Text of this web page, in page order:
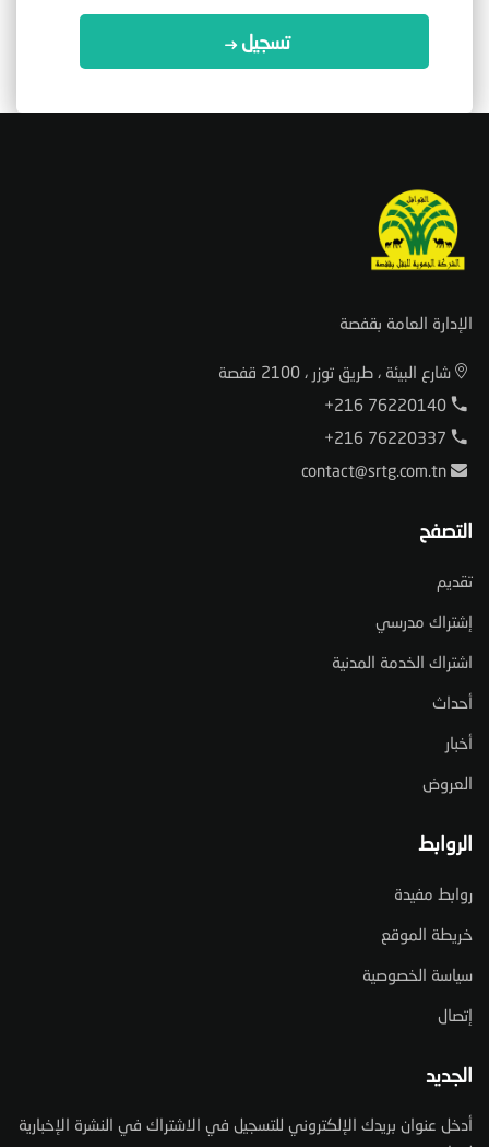
تسجيل
الإدارة العامة بقفصة
شارع البيئة ، طريق توزر ، 2100 قفصة
+216 76220140
+216 76220337
contact@srtg.com.tn
التصفح
تقديم
إشتراك مدرسي
اشتراك الخدمة المدنية
أحداث
أخبار
العروض
الروابط
روابط مفيدة
خريطة الموقع
سياسة الخصوصية
إتصال
الجديد
أدخل عنوان بريدك الإلكتروني للتسجيل في الاشتراك في النشرة الإخبارية